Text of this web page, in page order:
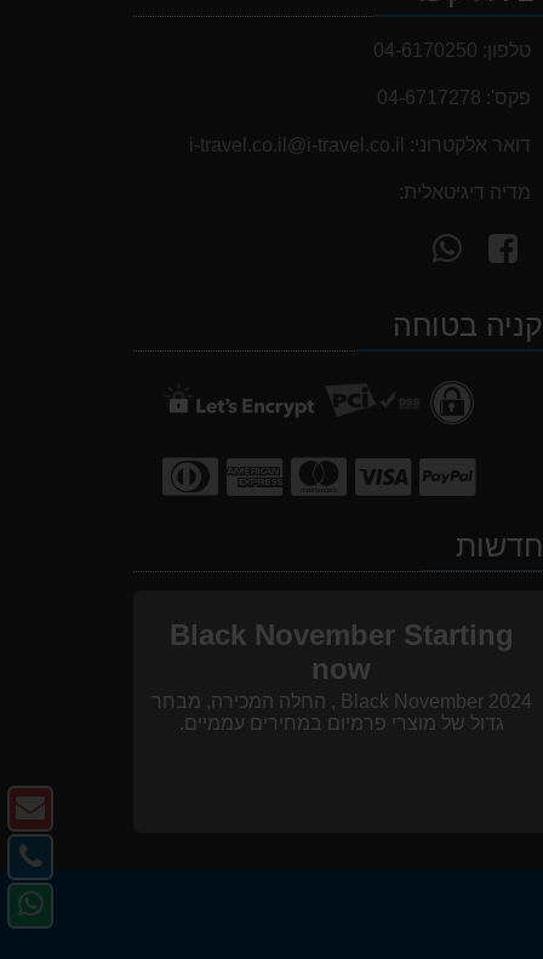
טלפון: 04-6170250
פקס': 04-6717278
דואר אלקטרוני: i-travel.co.il@i-travel.co.il
מדיה דיגיטאלית:
עקוב
אחרינו
facebook
WhatsAppקניה בטוחה
חדשות
Black November Starting
now
Black November 2024 , החלה המכירה, מבחר
גדול של מוצרי פרמיום במחירים עממיים.
-
-